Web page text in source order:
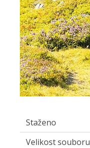
Staženo
Velikost souboru